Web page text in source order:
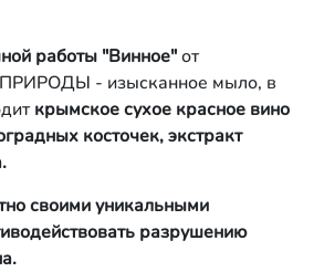
работы "Винное"от
- изысканное мыло, в
крымское сухое красное вино
косточек, экстракт
своими уникальными
разрушению